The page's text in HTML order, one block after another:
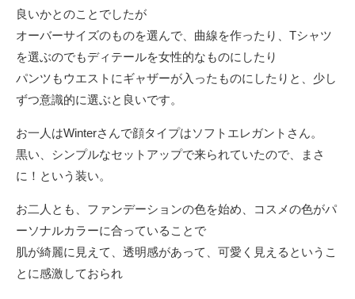
良いかとのことでしたが
オーバーサイズのものを選んで、曲線を作ったり、Tシャツ
を選ぶのでもディテールを女性的なものにしたり
パンツもウエストにギャザーが入ったものにしたりと、少し
ずつ意識的に選ぶと良いです。
お一人はWinterさんで顔タイプはソフトエレガントさん。
黒い、シンプルなセットアップで来られていたので、まさ
に！という装い。
お二人とも、ファンデーションの色を始め、コスメの色がパ
ーソナルカラーに合っていることで
肌が綺麗に見えて、透明感があって、可愛く見えるというこ
とに感激しておられ